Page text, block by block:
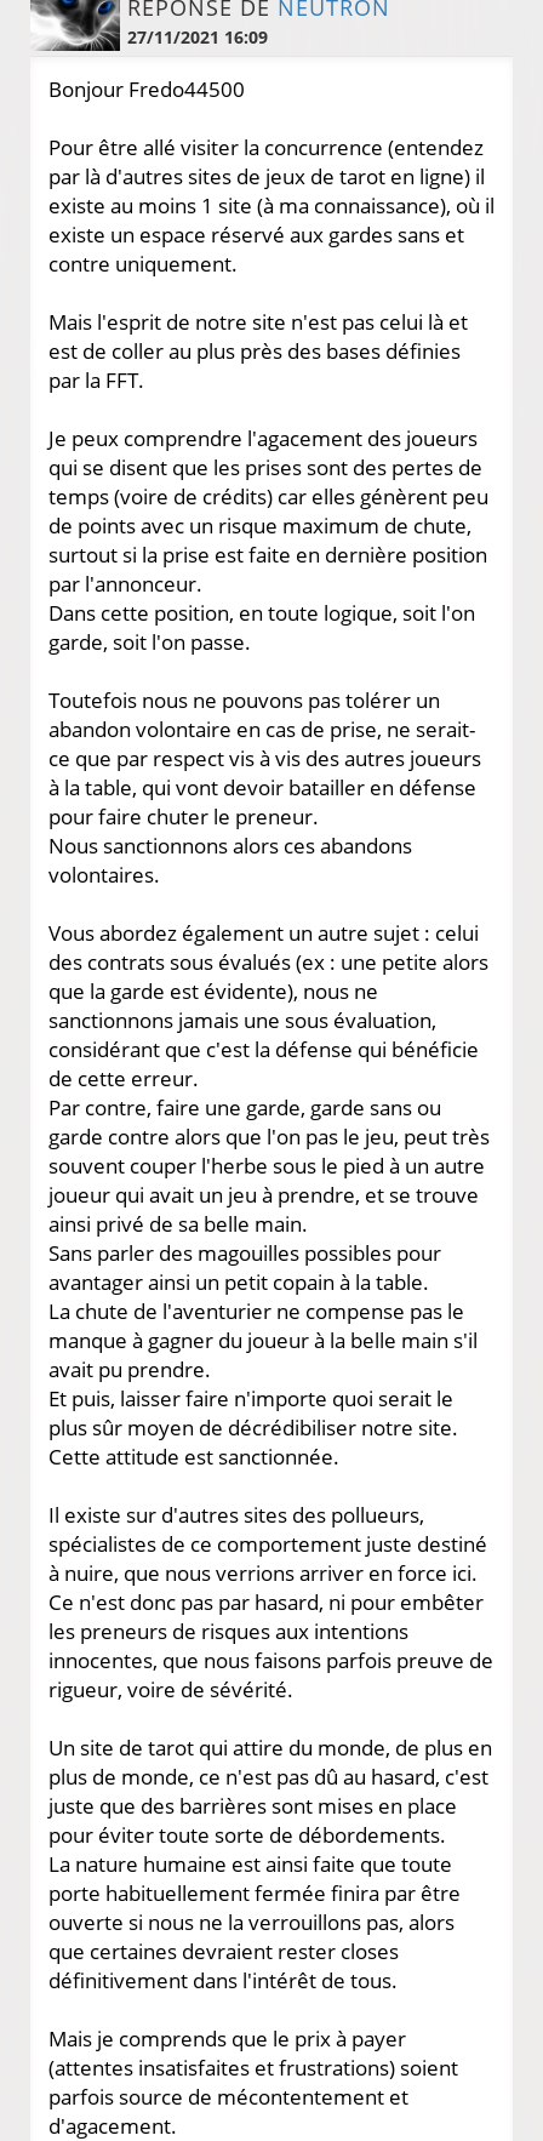
RÉPONSE DE NEUTRON
27/11/2021 16:09
Bonjour Fredo44500
Pour être allé visiter la concurrence (entendez
par là d'autres sites de jeux de tarot en ligne) il
existe au moins 1 site (à ma connaissance), où il
existe un espace réservé aux gardes sans et
contre uniquement.
Mais l'esprit de notre site n'est pas celui là et
est de coller au plus près des bases définies
par la FFT.
Je peux comprendre l'agacement des joueurs
qui se disent que les prises sont des pertes de
temps (voire de crédits) car elles génèrent peu
de points avec un risque maximum de chute,
surtout si la prise est faite en dernière position
par l'annonceur.
Dans cette position, en toute logique, soit l'on
garde, soit l'on passe.
Toutefois nous ne pouvons pas tolérer un
abandon volontaire en cas de prise, ne serait-
ce que par respect vis à vis des autres joueurs
à la table, qui vont devoir batailler en défense
pour faire chuter le preneur.
Nous sanctionnons alors ces abandons
volontaires.
Vous abordez également un autre sujet : celui
des contrats sous évalués (ex : une petite alors
que la garde est évidente), nous ne
sanctionnons jamais une sous évaluation,
considérant que c'est la défense qui bénéficie
de cette erreur.
Par contre, faire une garde, garde sans ou
garde contre alors que l'on pas le jeu, peut très
souvent couper l'herbe sous le pied à un autre
joueur qui avait un jeu à prendre, et se trouve
ainsi privé de sa belle main.
Sans parler des magouilles possibles pour
avantager ainsi un petit copain à la table.
La chute de l'aventurier ne compense pas le
manque à gagner du joueur à la belle main s'il
avait pu prendre.
Et puis, laisser faire n'importe quoi serait le
plus sûr moyen de décrédibiliser notre site.
Cette attitude est sanctionnée.
Il existe sur d'autres sites des pollueurs,
spécialistes de ce comportement juste destiné
à nuire, que nous verrions arriver en force ici.
Ce n'est donc pas par hasard, ni pour embêter
les preneurs de risques aux intentions
innocentes, que nous faisons parfois preuve de
rigueur, voire de sévérité.
Un site de tarot qui attire du monde, de plus en
plus de monde, ce n'est pas dû au hasard, c'est
juste que des barrières sont mises en place
pour éviter toute sorte de débordements.
La nature humaine est ainsi faite que toute
porte habituellement fermée finira par être
ouverte si nous ne la verrouillons pas, alors
que certaines devraient rester closes
définitivement dans l'intérêt de tous.
Mais je comprends que le prix à payer
(attentes insatisfaites et frustrations) soient
parfois source de mécontentement et
d'agacement.